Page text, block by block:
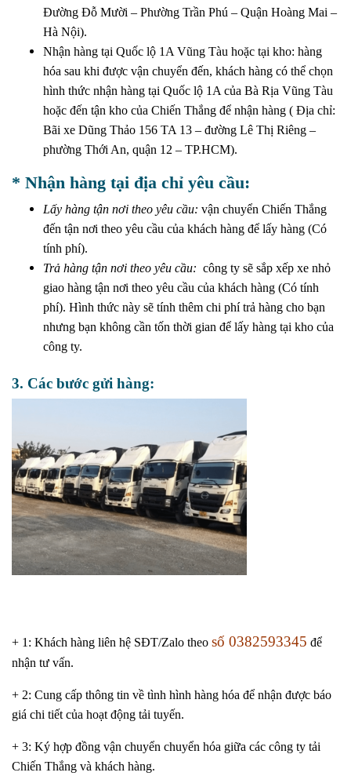
Đường Đỗ Mười – Phường Trần Phú – Quận Hoàng Mai –
Hà Nội).
Nhận hàng tại Quốc lộ 1A Vũng Tàu hoặc tại kho: hàng
hóa sau khi được vận chuyển đến, khách hàng có thể chọn
hình thức nhận hàng tại Quốc lộ 1A của Bà Rịa Vũng Tàu
hoặc đến tận kho của Chiến Thắng để nhận hàng ( Địa chỉ:
Bãi xe Dũng Thảo 156 TA 13 – đường Lê Thị Riêng –
phường Thới An, quận 12 – TP.HCM).
* Nhận hàng tại địa chỉ yêu cầu:
Lấy hàng tận nơi theo yêu cầu: vận chuyển Chiến Thắng
đến tận nơi theo yêu cầu của khách hàng để lấy hàng (Có
tính phí).
Trả hàng tận nơi theo yêu cầu: công ty sẽ sắp xếp xe nhỏ
giao hàng tận nơi theo yêu cầu của khách hàng (Có tính
phí). Hình thức này sẽ tính thêm chi phí trả hàng cho bạn
nhưng bạn không cần tốn thời gian để lấy hàng tại kho của
công ty.
3. Các bước gửi hàng:
+ 1: Khách hàng liên hệ SĐT/Zalo theo số 0382593345 để
nhận tư vấn.
+ 2: Cung cấp thông tin về tình hình hàng hóa để nhận được báo
giá chi tiết của hoạt động tải tuyến.
+ 3: Ký hợp đồng vận chuyển chuyển hóa giữa các công ty tải
Chiến Thắng và khách hàng.